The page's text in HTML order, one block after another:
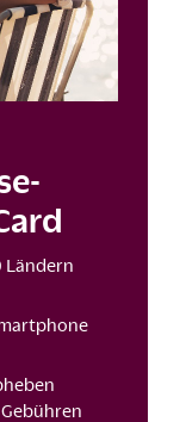
Ländern